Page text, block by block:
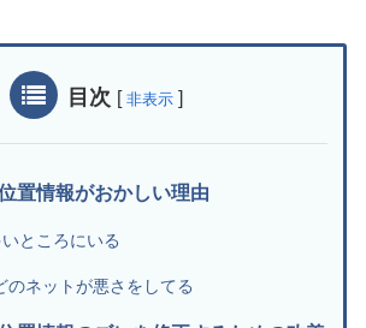
目次 [ 非表示 ]
置情報がおかしい理由
ところにいる
のネットが悪さをしてる